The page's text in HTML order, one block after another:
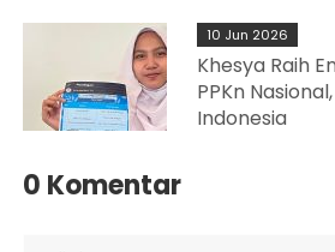
10 Jun 2026
Khesya Raih
PPKn
Indonesia
0 Komentar